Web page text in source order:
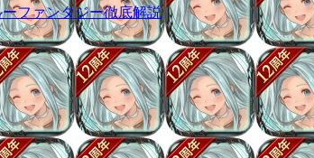
ファンタジー徹底解説